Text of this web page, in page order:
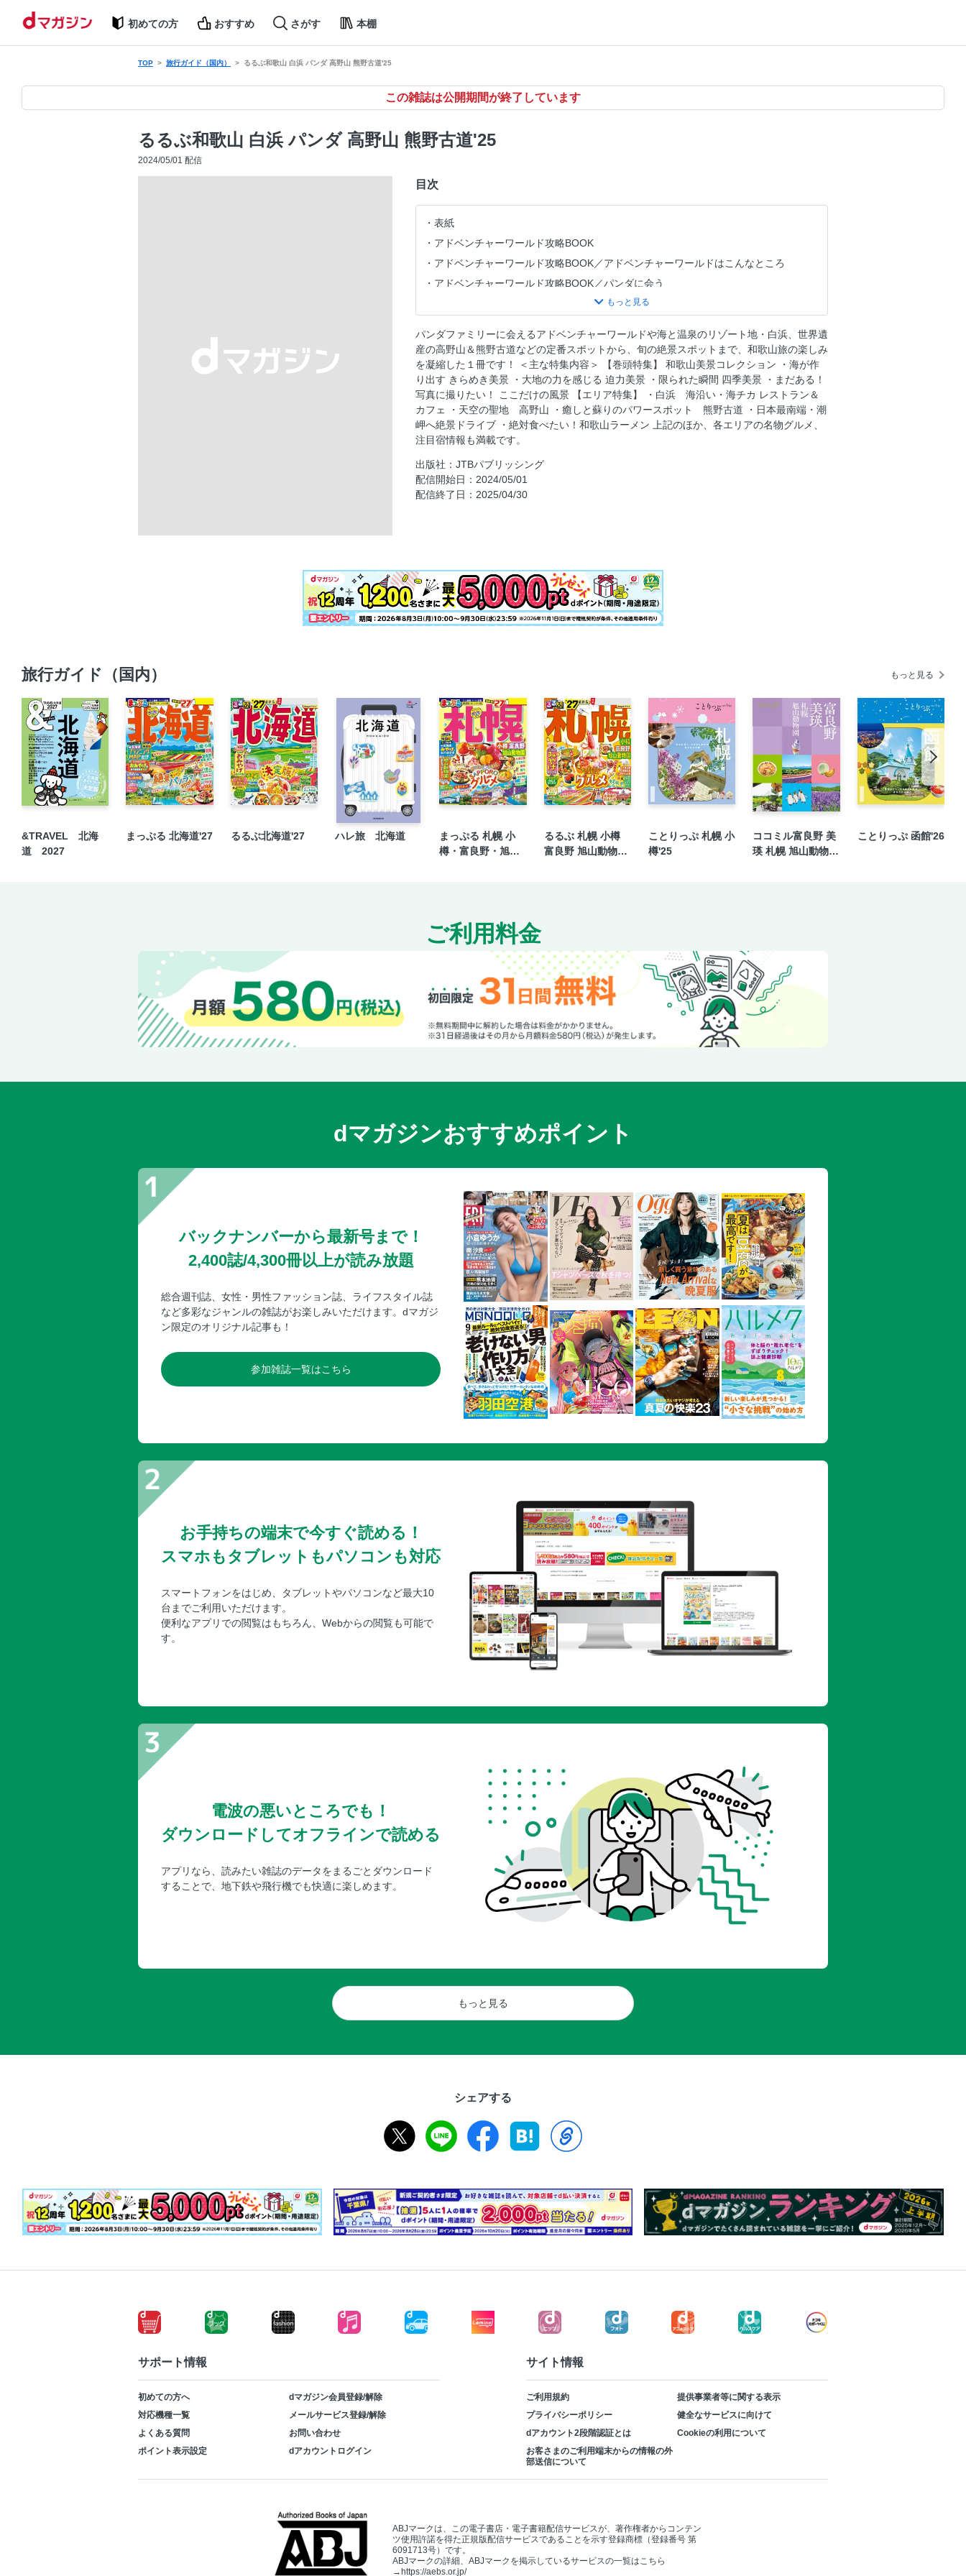
初めての方 おすすめ さがす 本棚
TOP 旅行ガイド（国内） るるぶ和歌山 白浜 パンダ 高野山 熊野古道'25
この雑誌は公開期間が終了しています
るるぶ和歌山 白浜 パンダ 高野山 熊野古道'25
2024/05/01 配信
目次
表紙
アドベンチャーワールド攻略BOOK
アドベンチャーワールド攻略BOOK／アドベンチャーワールドはこんなところ
アドベンチャーワールド攻略BOOK／パンダに会う
アドベンチャーワールド攻略BOOK／パンダに会う／パンダのいろいろ
アドベンチャーワールド攻略BOOK／エリアガイド／サファリワールド
アドベンチャーワールド攻略BOOK／エリアガイド／マリンワールド
アドベンチャーワールド攻略BOOK／エリアガイド／プレイゾーン／動物グルメ
アドベンチャーワールド攻略BOOK／アニマルみやげ
和歌山ドライブ＆タウンMAP
和歌山ドライブ＆タウンMAP／広域MAP／高野山・和歌山市
和歌山ドライブ＆タウンMAP／広域MAP／有田・みなべ・龍神温泉
和歌山ドライブ＆タウンMAP／広域MAP／白浜・潮岬・那智山
和歌山ドライブ＆タウンMAP／詳細MAP／和歌山市街
和歌山ドライブ＆タウンMAP／ドライブ便利情報／道の駅
目次
美景コレクション／きらめき美景
美景コレクション／迫力美景
美景コレクション／四季美景／まだある！写真に収めたい風景
テーマ別モデルプラン5コース／1泊2日動物と大自然に出合う
テーマ別モデルプラン5コース／1泊2日聖地・熊野三山を参詣
テーマ別モデルプラン5コース／1day天空の宗教都市を散策／世界旅行気分を味わう
白浜・田辺・みなべ
白浜・田辺・みなべ／海鮮グルメ
白浜・田辺・みなべ／とれとれ市場を満喫しよう！
白浜・田辺・みなべ／白浜ステイ
白浜・田辺・みなべ／白浜の宿／日帰り温泉
白浜・田辺・みなべ／まだある！白浜の注目スポット
白浜・田辺・みなべ／田辺・みなべ
高野山・龍神温泉
高野山・龍神温泉／壇上伽藍
高野山・龍神温泉／金剛峯寺／参拝みやげ
高野山・龍神温泉／精進料理／宿坊体験
熊野古道・本宮・新宮
熊野古道・本宮・新宮／熊野三山熊野古道早わかり
熊野古道・本宮・新宮／熊野本宮大社
熊野古道・本宮・新宮／熊野速玉大社
熊野古道・本宮・新宮／熊野那智大社・那智山青岸渡寺
熊野古道・本宮・新宮／熊野古道でハイキング
熊野古道・本宮・新宮／熊野本宮温泉郷
熊野古道・本宮・新宮／まだある！熊野古道の注目スポット／新宮
熊野古道・本宮・新宮／瀞峡／瀞峡船たび
串本・那智勝浦・太地
串本・那智勝浦・太地／串本・古座川・すさみ／ジオパークの絶景を巡る
串本・那智勝浦・太地／那智勝浦／絶品マグログルメ
串本・那智勝浦・太地／まだある！那智勝浦・太地の注目スポット
和歌山市周辺／和歌山ラーメン
和歌山市周辺／紀州徳川ゆかりの地巡り
和歌山市周辺／まだある！和歌山市周辺の注目スポット
和歌山市周辺／和歌の浦・海南／万葉歌人に愛された和歌の浦
和歌山市周辺／猫駅長に会いたい／和歌山マリーナシティ
和歌山市周辺／友ヶ島・加太／友ヶ島へ！
和歌山市周辺／有田・御坊・日ノ御埼周辺／湯浅レトロ散歩／クエを堪能！
和歌山交通ガイド
INDEX
パンダファミリーに会えるアドベンチャーワールドや海と温泉のリゾート地・白浜、世界遺
産の高野山＆熊野古道などの定番スポットから、旬の絶景スポットまで、和歌山旅の楽しみ
を凝縮した１冊です！ ＜主な特集内容＞ 【巻頭特集】 和歌山美景コレクション ・海が作
り出す きらめき美景 ・大地の力を感じる 迫力美景 ・限られた瞬間 四季美景 ・まだある！
写真に撮りたい！ ここだけの風景 【エリア特集】 ・白浜 海沿い・海チカ レストラン＆
カフェ ・天空の聖地 高野山 ・癒しと蘇りのパワースポット 熊野古道 ・日本最南端・潮
岬へ絶景ドライブ ・絶対食べたい！和歌山ラーメン 上記のほか、各エリアの名物グルメ、
注目宿情報も満載です。
出版社：JTBパブリッシング
配信開始日：2024/05/01
配信終了日：2025/04/30
旅行ガイド（国内） もっと見る
&TRAVEL 北海
道 2027
まっぷる 北海道'27 るるぶ北海道'27 ハレ旅 北海道
まっぷる 札幌 小
樽・富良野・旭山
るるぶ 札幌 小樽
富良野 旭山動物園
ことりっぷ 札幌 小
樽'25
ココミル富良野 美
瑛 札幌 旭山動物園
ことりっぷ 函館'26
ご利用料金
dマガジンおすすめポイント
バックナンバーから最新号まで！
2,400誌/4,300冊以上が読み放題
総合週刊誌、女性・男性ファッション誌、ライフスタイル誌
など多彩なジャンルの雑誌がお楽しみいただけます。dマガジ
ン限定のオリジナル記事も！
参加雑誌一覧はこちら
お手持ちの端末で今すぐ読める！
スマホもタブレットもパソコンも対応
スマートフォンをはじめ、タブレットやパソコンなど最大10
台までご利用いただけます。
便利なアプリでの閲覧はもちろん、Webからの閲覧も可能で
す。
電波の悪いところでも！
ダウンロードしてオフラインで読める
アプリなら、読みたい雑誌のデータをまるごとダウンロード
することで、地下鉄や飛行機でも快適に楽しめます。
もっと見る
シェアする
サポート情報
初めての方へ
dマガジン会員登録/解除
対応機種一覧
メールサービス登録/解除
よくある質問
お問い合わせ
ポイント表示設定
dアカウントログイン
サイト情報
ご利用規約
提供事業者等に関する表示
プライバシーポリシー
健全なサービスに向けて
dアカウント2段階認証とは
Cookieの利用について
お客さまのご利用端末からの情報の外
部送信について
ABJマークは、この電子書店・電子書籍配信サービスが、著作権者からコンテン
ツ使用許諾を得た正規版配信サービスであることを示す登録商標（登録番号 第
6091713号）です。
ABJマークの詳細、ABJマークを掲示しているサービスの一覧はこちら
→ https://aebs.or.jp/